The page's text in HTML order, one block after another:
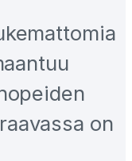
on